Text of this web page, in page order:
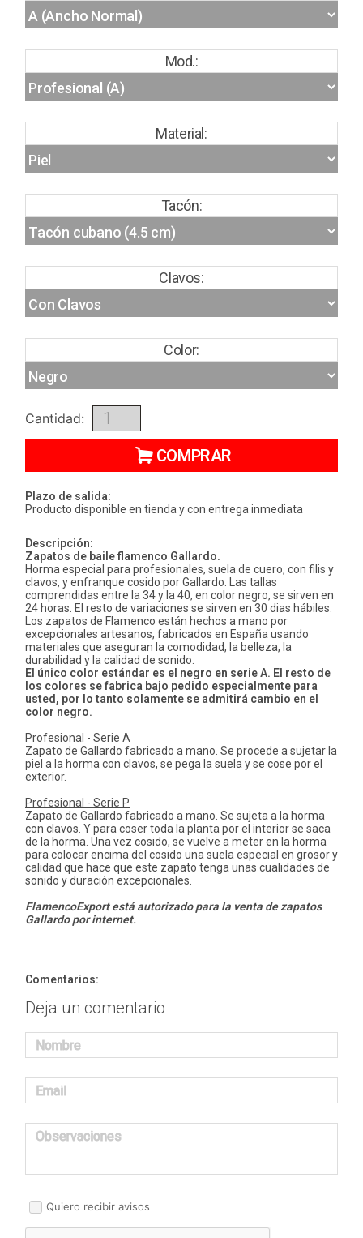
Mod.:
Material:
Tacón:
Clavos:
Color:
Cantidad:
COMPRAR
Plazo de salida:
Producto disponible en tienda y con entrega inmediata
Descripción:
Zapatos de baile flamenco Gallardo.
Horma especial para profesionales, suela de cuero, con filis y
clavos, y enfranque cosido por Gallardo. Las tallas
comprendidas entre la 34 y la 40, en color negro, se sirven en
24 horas. El resto de variaciones se sirven en 30 dias hábiles.
Los zapatos de Flamenco están hechos a mano por
excepcionales artesanos, fabricados en España usando
materiales que aseguran la comodidad, la belleza, la
durabilidad y la calidad de sonido.
El único color estándar es el negro en serie A. El resto de
los colores se fabrica bajo pedido especialmente para
usted, por lo tanto solamente se admitirá cambio en el
color negro.
Profesional - Serie A
Zapato de Gallardo fabricado a mano. Se procede a sujetar la
piel a la horma con clavos, se pega la suela y se cose por el
exterior.
Profesional - Serie P
Zapato de Gallardo fabricado a mano. Se sujeta a la horma
con clavos. Y para coser toda la planta por el interior se saca
de la horma. Una vez cosido, se vuelve a meter en la horma
para colocar encima del cosido una suela especial en grosor y
calidad que hace que este zapato tenga unas cualidades de
sonido y duración excepcionales.
FlamencoExport está autorizado para la venta de zapatos
Gallardo por internet.
Comentarios:
Deja un comentario
Nombre
Email
Observaciones
Quiero recibir avisos